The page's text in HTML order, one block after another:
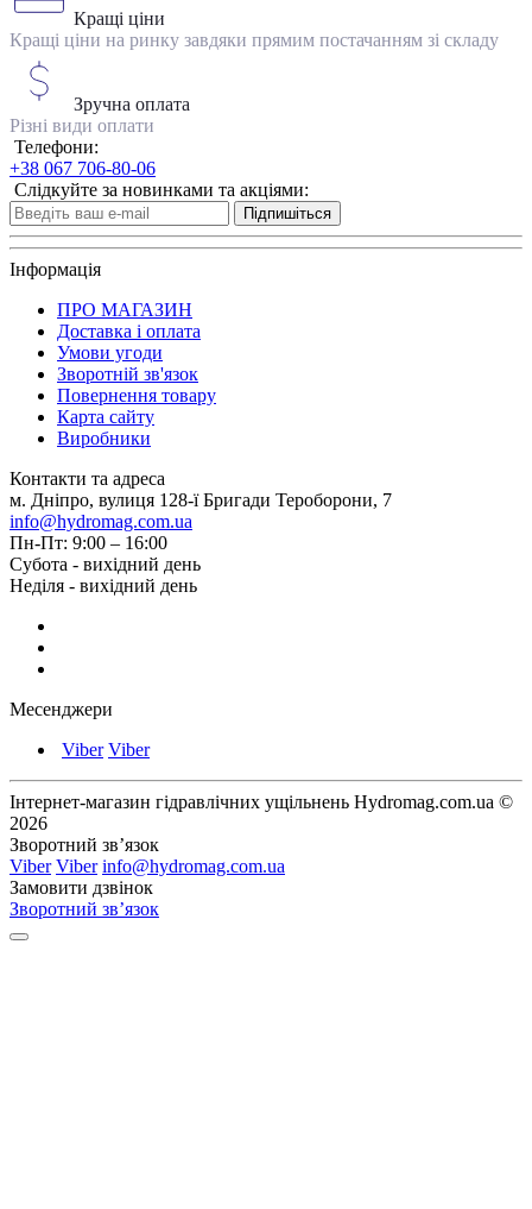
Кращі ціни
Кращі ціни на ринку завдяки прямим постачанням зі складу
Зручна оплата
Різні види оплати
Телефони:
+38 067 706-80-06
Слідкуйте за новинками та акціями:
Підпишіться
Інформація
ПРО МАГАЗИН
Доставка і оплата
Умови угоди
Зворотній зв'язок
Повернення товару
Карта сайту
Виробники
Контакти та адреса
м. Дніпро, вулиця 128-ї Бригади Тероборони, 7
info@hydromag.com.ua
Пн-Пт: 9:00 – 16:00
Субота - вихідний день
Неділя - вихідний день
Месенджери
Viber Viber
Інтернет-магазин гідравлічних ущільнень Hydromag.com.ua ©
2026
Зворотний зв’язок
Viber Viber info@hydromag.com.ua
Замовити дзвінок
Зворотний зв’язок